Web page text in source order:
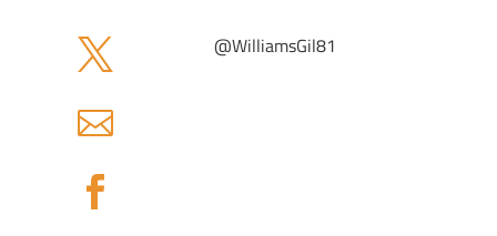
 @WilliamsGil81

